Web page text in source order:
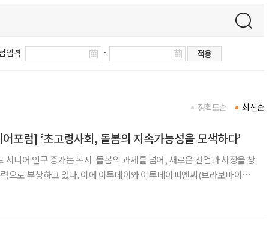
입력 ~ 적용
최신순
정확도순
포럼] ‘초고령사회, 돌봄의 지속가능성을 모색하다’
시니어 인구 증가는 복지·돌봄의 과제를 넘어, 새로운 산업과 시장을 창
으로 부상하고 있다. 이에 이투데이와 이투데이피엔씨(브라보마이라